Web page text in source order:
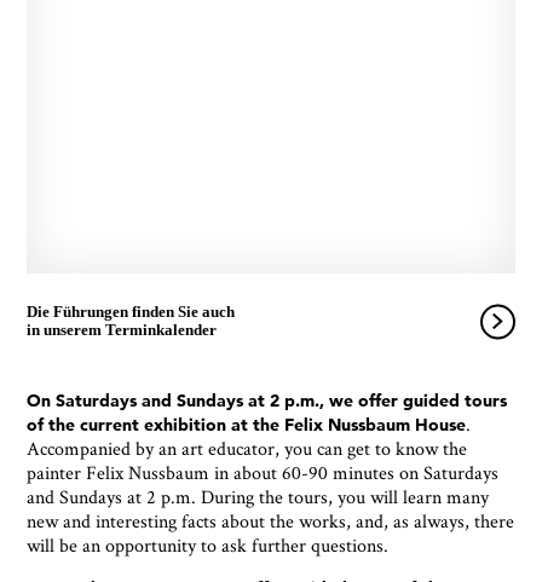
Die Führungen finden Sie auch
in unserem Terminkalender
On Saturdays and Sundays at 2 p.m., we offer guided tours
of the current exhibition at the Felix Nussbaum House.
Accompanied by an art educator, you can get to know the
painter Felix Nussbaum in about 60-90 minutes on Saturdays
and Sundays at 2 p.m. During the tours, you will learn many
new and interesting facts about the works, and, as always, there
will be an opportunity to ask further questions.